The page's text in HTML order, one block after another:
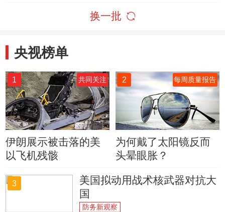
换一批
央视榜单
1 共同关注
伊朗展示被击落的美
以飞机残骸
2 每周质量报告
为何戴了太阳镜反而
头晕眼胀？
3
美国拟动用战术核武器对抗大
国
防务新观察